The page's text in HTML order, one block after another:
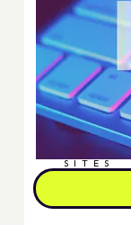
SITES